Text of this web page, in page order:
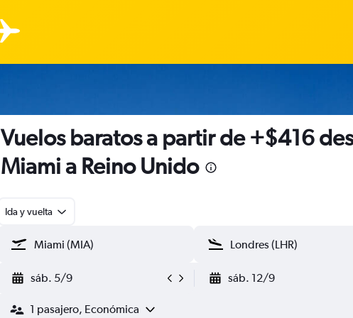
Vuelos baratos a partir de +$416
Miami a Reino Unido
Ida y vuelta
sáb. 5/9 sáb. 12/9
1 pasajero, Económica